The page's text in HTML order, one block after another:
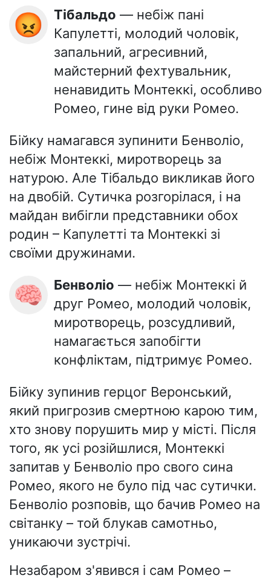
😡 Тібальдо — небіж пані
Капулетті, молодий чоловік,
запальний, агресивний,
майстерний фехтувальник,
ненавидить Монтеккі, особливо
Ромео, гине від руки Ромео.
Бійку намагався зупинити Бенволіо,
небіж Монтеккі, миротворець за
натурою. Але Тібальдо викликав його
на двобій. Сутичка розгорілася, і на
майдан вибігли представники обох
родин – Капулетті та Монтеккі зі
своїми дружинами.
🧠 Бенволіо — небіж Монтеккі й
друг Ромео, молодий чоловік,
миротворець, розсудливий,
намагається запобігти
конфліктам, підтримує Ромео.
Бійку зупинив герцог Веронський,
який пригрозив смертною карою тим,
хто знову порушить мир у місті. Після
того, як усі розійшлися, Монтеккі
запитав у Бенволіо про свого сина
Ромео, якого не було під час сутички.
Бенволіо розповів, що бачив Ромео на
світанку – той блукав самотньо,
уникаючи зустрічі.
Незабаром з'явився і сам Ромео –